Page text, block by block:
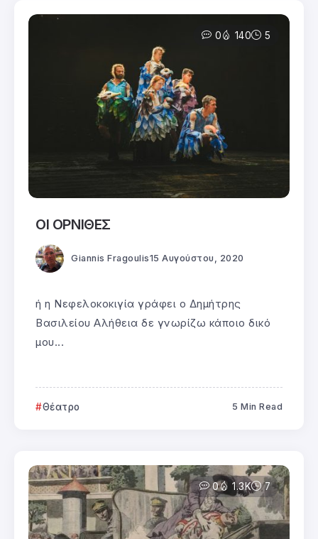
0 140 5
ΟΙ ΟΡΝΙΘΕΣ
Giannis Fragoulis15 Αυγούστου, 2020
ή η Νεφελοκοκιγία γράφει ο Δημήτρης
Βασιλείου Αλήθεια δε γνωρίζω κάποιο δικό
μου...
Θέατρο 5 Min Read
0 1.3K 7